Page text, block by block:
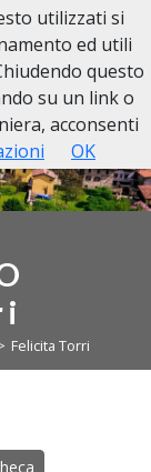
Felicita Torri
utilizzati si
ed utili
questo
su un link o
acconsenti
OK